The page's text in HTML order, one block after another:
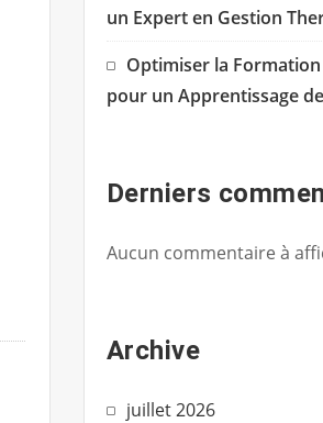
un Expert en Gestion
Optimiser la
pour un Apprentissage
Derniers
Aucun commentaire à
Archive
juillet 2026